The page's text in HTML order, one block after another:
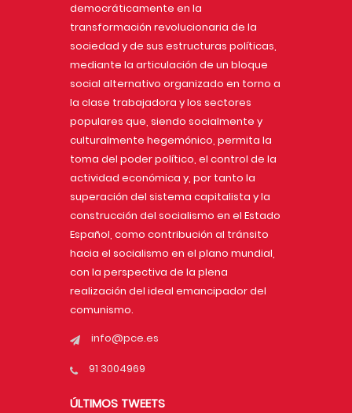
democráticamente en la
transformación revolucionaria de la
sociedad y de sus estructuras políticas,
mediante la articulación de un bloque
social alternativo organizado en torno a
la clase trabajadora y los sectores
populares que, siendo socialmente y
culturalmente hegemónico, permita la
toma del poder político, el control de la
actividad económica y, por tanto la
superación del sistema capitalista y la
construcción del socialismo en el Estado
Español, como contribución al tránsito
hacia el socialismo en el plano mundial,
con la perspectiva de la plena
realización del ideal emancipador del
comunismo.
info@pce.es
91 3004969
ÚLTIMOS TWEETS